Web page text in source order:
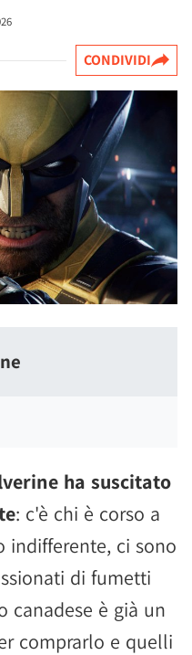
CONDIVIDI
ha suscitato
: c'è chi è corso a
indifferente, ci sono
di fumetti
canadese è già un
comprarlo e quelli